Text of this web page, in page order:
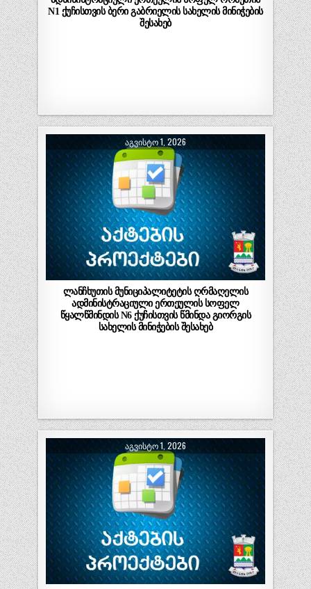
N1 ქუჩისთვის ბერი გაბრიელის სახელის მინიჭების
შესახებ
ᲐᲒᲕᲘᲡᲢᲝ 1, 2026
ლანჩხუთის მუნიციპალიტეტის ღრმაღელის
ადმინისტრაციული ერთეულის სოფელ
წყალწმინდის N6 ქუჩისთვის წმინდა გიორგის
სახელის მინიჭების შესახებ
ᲐᲒᲕᲘᲡᲢᲝ 1, 2026